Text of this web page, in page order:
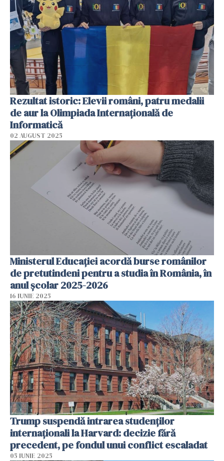
Rezultat istoric: Elevii români, patru medalii
de aur la Olimpiada Internaţională de
Informatică
02 AUGUST 2025
Ministerul Educației acordă burse românilor
de pretutindeni pentru a studia în România, în
anul școlar 2025-2026
16 IUNIE 2025
Trump suspendă intrarea studenților
internaționali la Harvard: decizie fără
precedent, pe fondul unui conflict escaladat
05 IUNIE 2025